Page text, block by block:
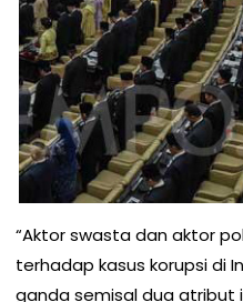
“Aktor swasta dan aktor
terhadap kasus korupsi di
ganda semisal dua atribut